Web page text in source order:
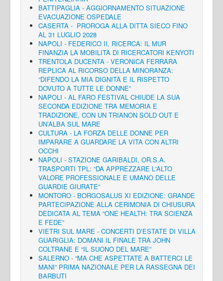
BATTIPAGLIA - AGGIORNAMENTO SITUAZIONE
EVACUAZIONE OSPEDALE
CASERTA - PROROGA ALLA DITTA SIECO FINO
AL 31 LUGLIO 2028
NAPOLI - FEDERICO II, RICERCA: IL MUR
FINANZIA LA MOBILITÀ DI RICERCATORI KENYOTI
TRENTOLA DUCENTA - VERONICA FERRARA
REPLICA AL RICORSO DELLA MINORANZA:
“DIFENDO LA MIA DIGNITÀ E IL RISPETTO
DOVUTO A TUTTE LE DONNE”
NAPOLI - AL FARO FESTIVAL CHIUDE LA SUA
SECONDA EDIZIONE TRA MEMORIA E
TRADIZIONE, CON UN TRIANON SOLD OUT E
UN’ALBA SUL MARE
CULTURA - LA FORZA DELLE DONNE PER
IMPARARE A GUARDARE LA VITA CON ALTRI
OCCHI
NAPOLI - STAZIONE GARIBALDI, OR.S.A.
TRASPORTI TPL: “DA APPREZZARE L'ALTO
VALORE PROFESSIONALE E UMANO DELLE
GUARDIE GIURATE”
MONTORO - BORGOSALUS XI EDIZIONE: GRANDE
PARTECIPAZIONE ALLA CERIMONIA DI CHIUSURA
DEDICATA AL TEMA “ONE HEALTH: TRA SCIENZA
E FEDE”
VIETRI SUL MARE - CONCERTI D’ESTATE DI VILLA
GUARIGLIA: DOMANI IL FINALE TRA JOHN
COLTRANE E “IL SUONO DEL MARE”
SALERNO - “MA CHE ASPETTATE A BATTERCI LE
MANI” PRIMA NAZIONALE PER LA RASSEGNA DEI
BARBUTI